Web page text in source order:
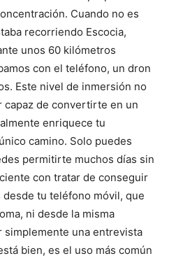
Cuando no es
recorriendo Escocia,
unos 60 kilómetros
con el teléfono, un dron
Este nivel de inmersión no
capaz de convertirte en un
enriquece tu
camino. Solo puedes
permitirte muchos días sin
con tratar de conseguir
tu teléfono móvil, que
ni desde la misma
simplemente una entrevista
bien, es el uso más común